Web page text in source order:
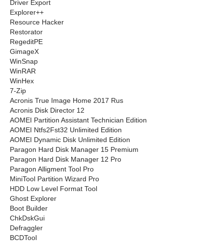
Driver Export
Explorer++
Resource Hacker
Restorator
RegeditPE
GimageX
WinSnap
WinRAR
WinHex
7-Zip
Acronis True Image Home 2017 Rus
Acronis Disk Director 12
AOMEI Partition Assistant Technician Edition
AOMEI Ntfs2Fst32 Unlimited Edition
AOMEI Dynamic Disk Unlimited Edition
Paragon Hard Disk Manager 15 Premium
Paragon Hard Disk Manager 12 Pro
Paragon Alligment Tool Pro
MiniTool Partition Wizard Pro
HDD Low Level Format Tool
Ghost Explorer
Boot Builder
ChkDskGui
Defraggler
BCDTool